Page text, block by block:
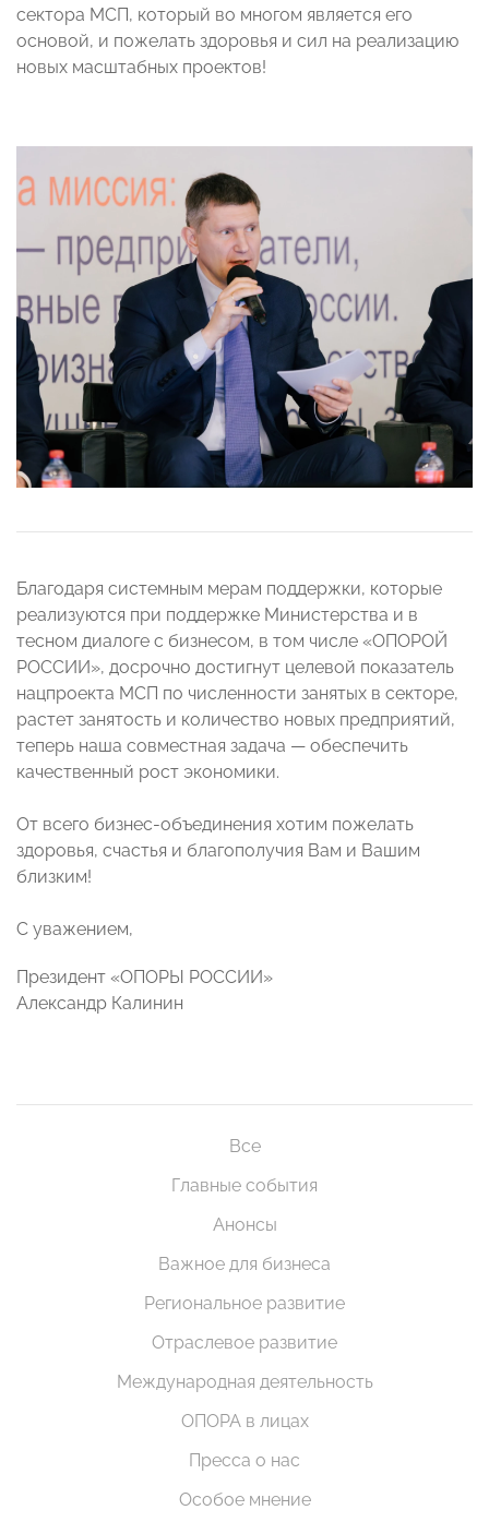
сектора МСП, который во многом является его
основой, и пожелать здоровья и сил на реализацию
новых масштабных проектов!
Благодаря системным мерам поддержки, которые
реализуются при поддержке Министерства и в
тесном диалоге с бизнесом, в том числе «ОПОРОЙ
РОССИИ», досрочно достигнут целевой показатель
нацпроекта МСП по численности занятых в секторе,
растет занятость и количество новых предприятий,
теперь наша совместная задача — обеспечить
качественный рост экономики.
От всего бизнес-объединения хотим пожелать
здоровья, счастья и благополучия Вам и Вашим
близким!
С уважением,
Президент «ОПОРЫ РОССИИ»
Александр Калинин
Все
Главные события
Анонсы
Важное для бизнеса
Региональное развитие
Отраслевое развитие
Международная деятельность
ОПОРА в лицах
Пресса о нас
Особое мнение